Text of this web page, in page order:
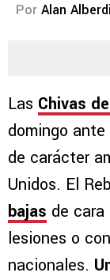
Por Alan Alberdi
Las Chivas
domingo ante
de carácter
Unidos. El
bajas de
lesiones o
nacionales.